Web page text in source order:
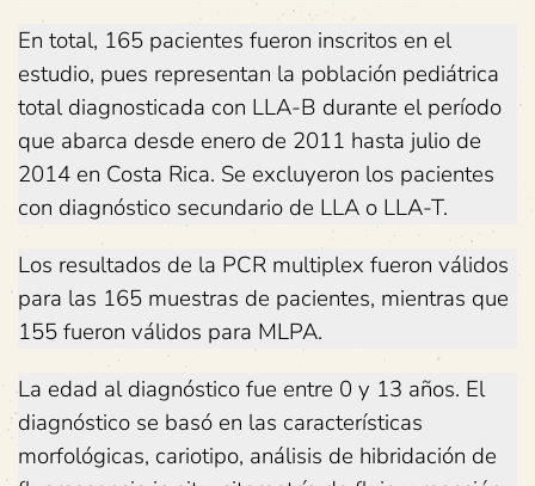
En total, 165 pacientes fueron inscritos en el
estudio, pues representan la población pediátrica
total diagnosticada con LLA-B durante el período
que abarca desde enero de 2011 hasta julio de
2014 en Costa Rica. Se excluyeron los pacientes
con diagnóstico secundario de LLA o LLA-T.
Los resultados de la PCR multiplex fueron válidos
para las 165 muestras de pacientes, mientras que
155 fueron válidos para MLPA.
La edad al diagnóstico fue entre 0 y 13 años. El
diagnóstico se basó en las características
morfológicas, cariotipo, análisis de hibridación de